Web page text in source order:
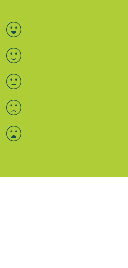
Bewertung auswählen